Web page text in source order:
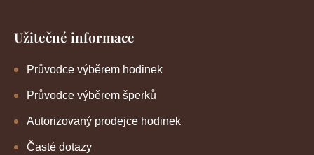
Užitečné informace
Průvodce výběrem hodinek
Průvodce výběrem šperků
Autorizovaný prodejce hodinek
Časté dotazy